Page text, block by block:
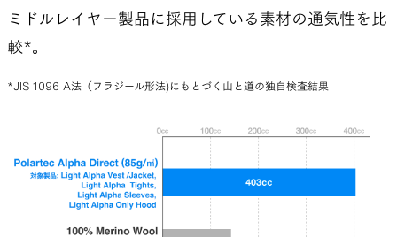
ミドルレイヤー製品に採用している素材の通気性を比
較*。
*JIS 1096 A法（フラジール形法)にもとづく山と道の独自検査結果